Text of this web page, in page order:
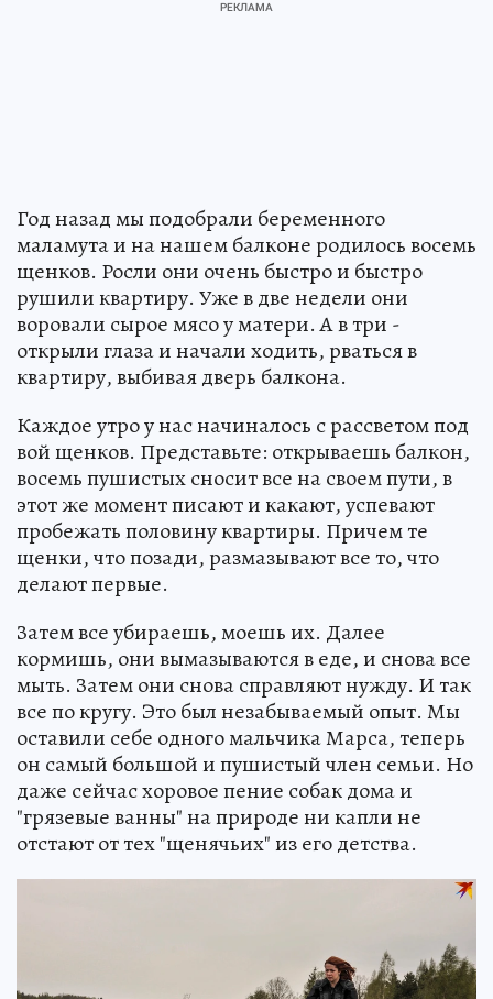
Год назад мы подобрали беременного
маламута и на нашем балконе родилось восемь
щенков. Росли они очень быстро и быстро
рушили квартиру. Уже в две недели они
воровали сырое мясо у матери. А в три -
открыли глаза и начали ходить, рваться в
квартиру, выбивая дверь балкона.
Каждое утро у нас начиналось с рассветом под
вой щенков. Представьте: открываешь балкон,
восемь пушистых сносит все на своем пути, в
этот же момент писают и какают, успевают
пробежать половину квартиры. Причем те
щенки, что позади, размазывают все то, что
делают первые.
Затем все убираешь, моешь их. Далее
кормишь, они вымазываются в еде, и снова все
мыть. Затем они снова справляют нужду. И так
все по кругу. Это был незабываемый опыт. Мы
оставили себе одного мальчика Марса, теперь
он самый большой и пушистый член семьи. Но
даже сейчас хоровое пение собак дома и
"грязевые ванны" на природе ни капли не
отстают от тех "щенячьих" из его детства.